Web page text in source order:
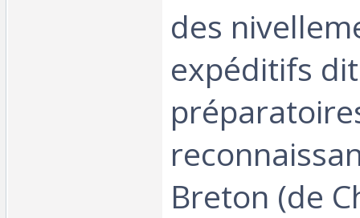
des
expéditifs
Breton (de